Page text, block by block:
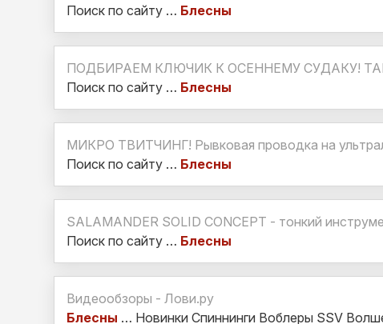
Поиск по сайту … Блесны
ПОДБИРАЕМ КЛЮЧИК К ОСЕННЕМУ СУДАКУ!
Поиск по сайту … Блесны
МИКРО ТВИТЧИНГ! Рывковая проводка на
Поиск по сайту … Блесны
SALAMANDER SOLID CONCEPT - тонкий
Поиск по сайту … Блесны
Видеообзоры - Лови.ру
Блесны … Новинки Спиннинги Воблеры SSV